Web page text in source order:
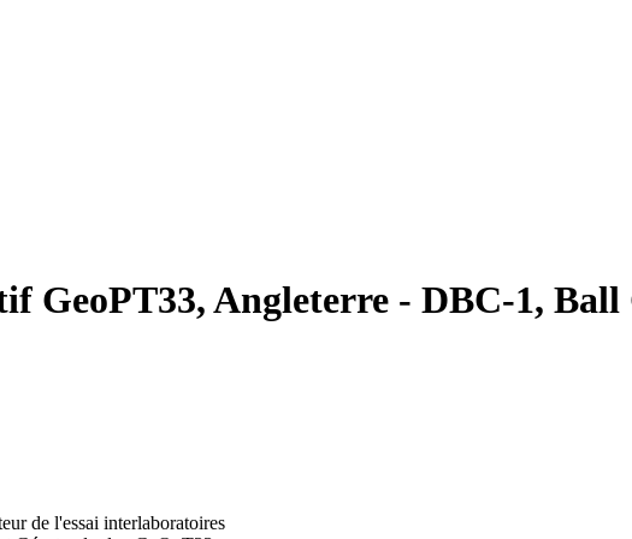
GeoPT33, Angleterre - DBC-1, Ball
de l'essai interlaboratoires